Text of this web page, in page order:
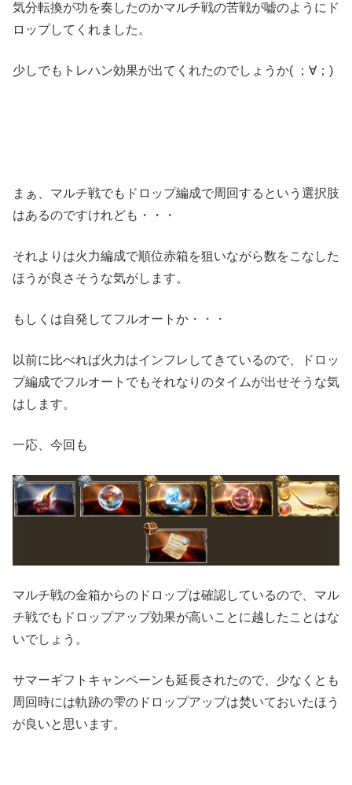
気分転換が功を奏したのかマルチ戦の苦戦が嘘のようにド
ロップしてくれました。
少しでもトレハン効果が出てくれたのでしょうか( ；∀；)
まぁ、マルチ戦でもドロップ編成で周回するという選択肢
はあるのですけれども・・・
それよりは火力編成で順位赤箱を狙いながら数をこなした
ほうが良さそうな気がします。
もしくは自発してフルオートか・・・
以前に比べれば火力はインフレしてきているので、ドロッ
プ編成でフルオートでもそれなりのタイムが出せそうな気
はします。
一応、今回も
マルチ戦の金箱からのドロップは確認しているので、マル
チ戦でもドロップアップ効果が高いことに越したことはな
いでしょう。
サマーギフトキャンペーンも延長されたので、少なくとも
周回時には軌跡の雫のドロップアップは焚いておいたほう
が良いと思います。